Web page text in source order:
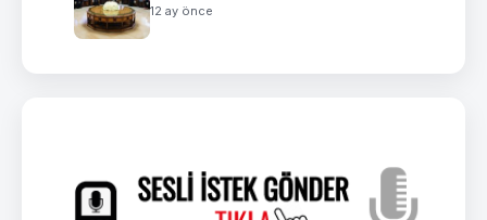
12 ay önce